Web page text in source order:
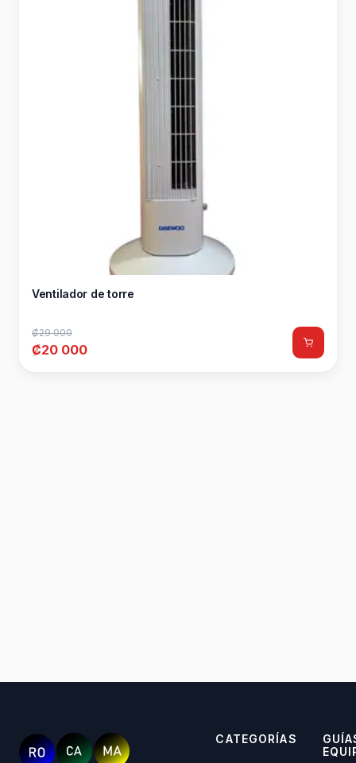
Ventilador de torre
₡29 000
₡20 000
CATEGORÍAS